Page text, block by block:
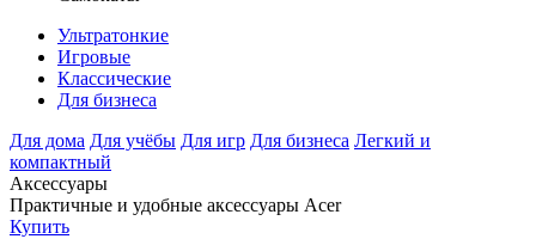
Ультратонкие
Игровые
Классические
Для бизнеса
Для дома Для учёбы Для игр Для бизнеса Легкий и
компактный
Аксессуары
Практичные и удобные аксессуары Acer
Купить